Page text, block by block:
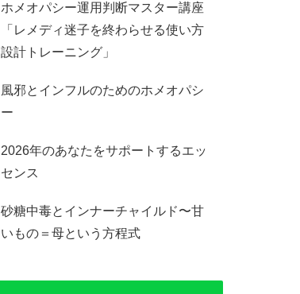
ホメオパシー運用判断マスター講座
「レメディ迷子を終わらせる使い方
設計トレーニング」
風邪とインフルのためのホメオパシ
ー
2026年のあなたをサポートするエッ
センス
砂糖中毒とインナーチャイルド〜甘
いもの＝母という方程式